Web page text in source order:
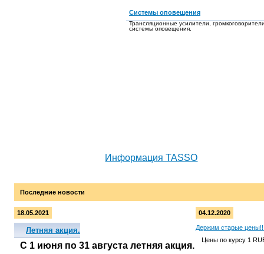
Системы оповещения
Трансляционные усилители,
системы оповещения.
Информация TASSO
Последние новости
18.05.2021
Летняя акция.
С 1 июня по 31 августа летняя акция.
04.12.2020
Держим старые
Цены по курсу 1